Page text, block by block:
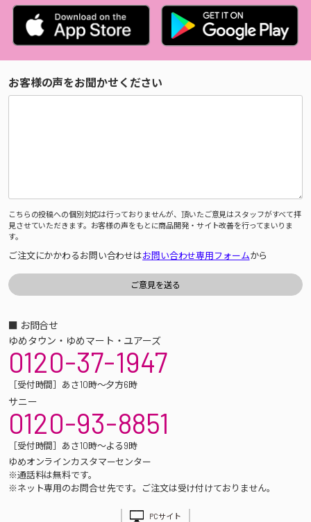
お客様の声をお聞かせください
こちらの投稿への個別対応は行っておりませんが、頂いたご意見はスタッフがすべて拝
見させていただきます。お客様の声をもとに商品開発・サイト改善を行ってまいりま
す。
ご注文にかかわるお問い合わせはお問い合わせ専用フォームから
■ お問合せ
ゆめタウン・ゆめマート・ユアーズ
0120-37-1947
［受付時間］あさ10時～夕方6時
サニー
0120-93-8851
［受付時間］あさ10時～よる9時
ゆめオンラインカスタマーセンター
※通話料は無料です。
※ネット専用のお問合せ先です。ご注文は受け付けておりません。
PCサイト